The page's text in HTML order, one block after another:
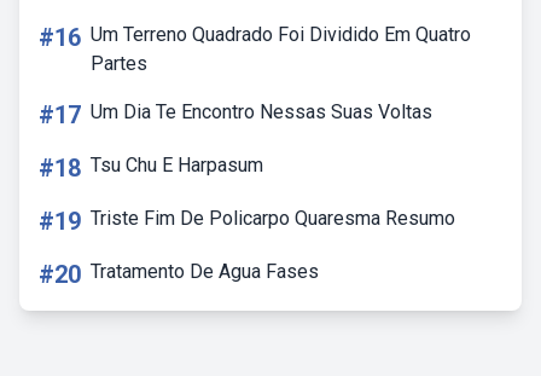
#16 Um Terreno Quadrado Foi Dividido Em Quatro
Partes
#17 Um Dia Te Encontro Nessas Suas Voltas
#18 Tsu Chu E Harpasum
#19 Triste Fim De Policarpo Quaresma Resumo
#20 Tratamento De Agua Fases